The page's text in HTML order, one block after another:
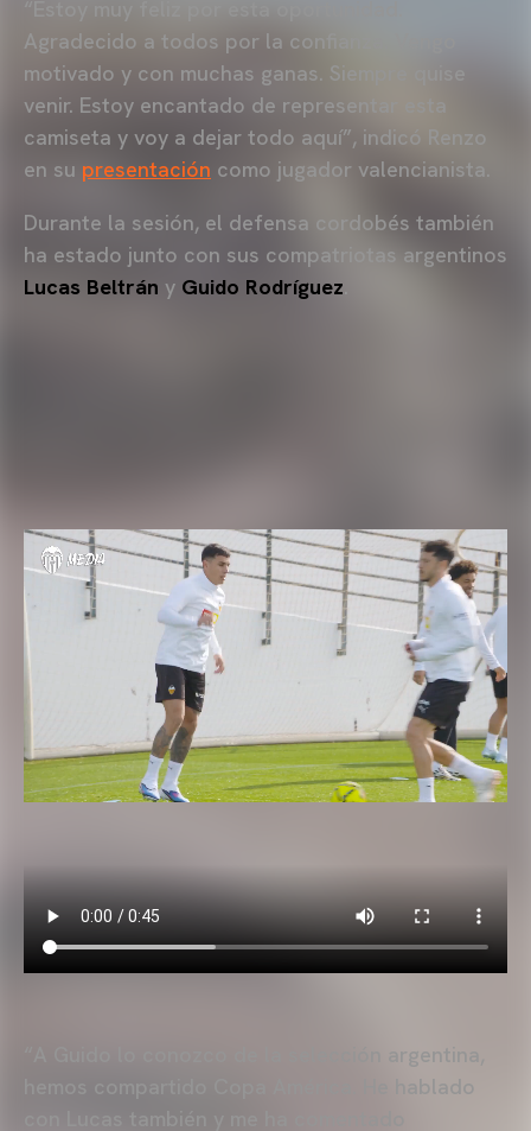
Agradecido a todos por la confianza. Vengo
motivado y con muchas ganas. Siempre quise
venir. Estoy encantado de representar esta
camiseta y voy a dejar todo aquí”, indicó Renzo
en su presentación como jugador valencianista.
Durante la sesión, el defensa cordobés también
ha estado junto con sus compatriotas argentinos
Lucas Beltrán y Guido Rodríguez
“A Guido lo conozco de la selección argentina,
hemos compartido Copa América. He hablado